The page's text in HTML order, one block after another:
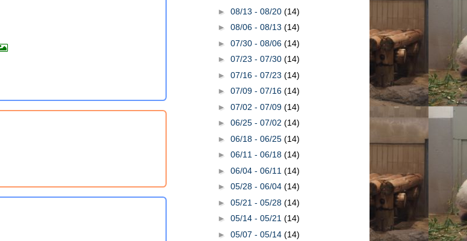
► 08/13 - 08/20 (14)
► 08/06 - 08/13 (14)
► 07/30 - 08/06 (14)
► 07/23 - 07/30 (14)
► 07/16 - 07/23 (14)
► 07/09 - 07/16 (14)
► 07/02 - 07/09 (14)
► 06/25 - 07/02 (14)
► 06/18 - 06/25 (14)
► 06/11 - 06/18 (14)
► 06/04 - 06/11 (14)
► 05/28 - 06/04 (14)
► 05/21 - 05/28 (14)
► 05/14 - 05/21 (14)
► 05/07 - 05/14 (14)